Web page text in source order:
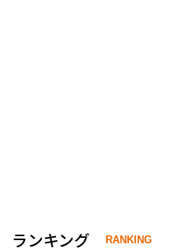
ランキング RANKING